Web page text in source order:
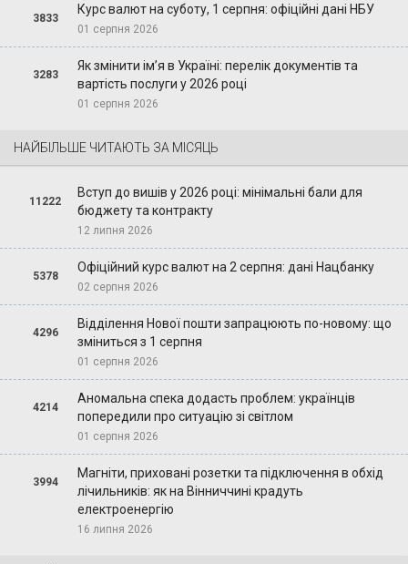
3833
Курс валют на суботу, 1 серпня: офіційні дані НБУ
01 серпня 2026
3283
Як змінити ім’я в Україні: перелік документів та
вартість послуги у 2026 році
01 серпня 2026
НАЙБІЛЬШЕ ЧИТАЮТЬ ЗА МІСЯЦЬ
11222
Вступ до вишів у 2026 році: мінімальні бали для
бюджету та контракту
12 липня 2026
5378
Офіційний курс валют на 2 серпня: дані Нацбанку
02 серпня 2026
4296
Відділення Нової пошти запрацюють по-новому: що
зміниться з 1 серпня
01 серпня 2026
4214
Аномальна спека додасть проблем: українців
попередили про ситуацію зі світлом
01 серпня 2026
3994
Магніти, приховані розетки та підключення в обхід
лічильників: як на Вінниччині крадуть
електроенергію
16 липня 2026